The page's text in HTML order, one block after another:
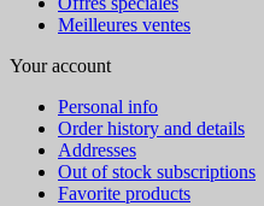
Meilleures ventes
Your account
Personal info
Order history and details
Addresses
Out of stock subscriptions
Favorite products